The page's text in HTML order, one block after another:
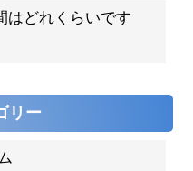
はどれくらいです
リー